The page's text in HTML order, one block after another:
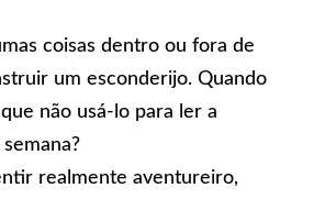
coisas dentro ou fora de
um esconderijo. Quando
não usá-lo para ler a
realmente aventureiro,